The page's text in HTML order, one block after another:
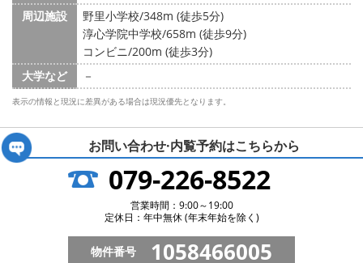
周辺施設
野里小学校/348m (徒歩5分)
淳心学院中学校/658m (徒歩9分)
コンビニ/200m (徒歩3分)
大学など
－
表示の情報と現況に差異がある場合は現況優先となります。
お問い合わせ·内覧予約はこちらから
079-226-8522
営業時間：9:00～19:00
定休日：年中無休 (年末年始を除く)
物件番号 1058466005